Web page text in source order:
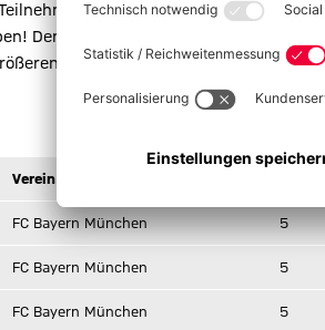
hat das Turnier soviel Spaß
Denn nach der erfolgreichen
Rahmen mit maximal 16
Verein
FC Bayern München 5
FC Bayern München 5
FC Bayern München 5